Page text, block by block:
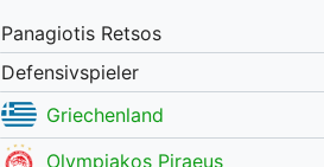
downloaden
Panagiotis Retsos
Defensivspieler
Griechenland
Olympiakos Piraeus